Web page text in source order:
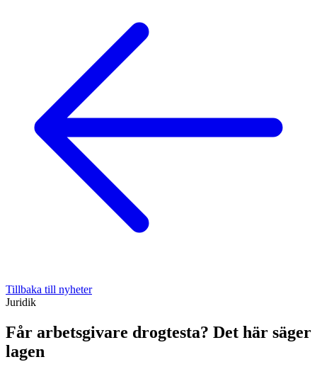
Tillbaka till nyheter
Juridik
Får arbetsgivare drogtesta? Det här säger
lagen